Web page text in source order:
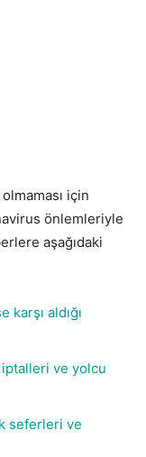
için
önlemleriyle
aşağıdaki
aldığı
iptalleri ve yolcu
seferleri ve